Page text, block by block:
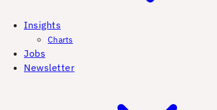
Insights
Charts
Jobs
Newsletter